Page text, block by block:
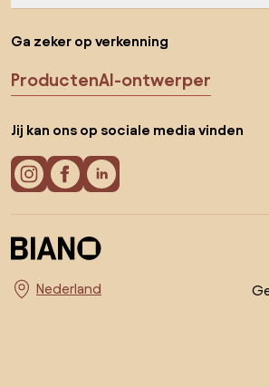
Ga zeker op verkenning
ProductenAI-ontwerper
Jij kan ons op sociale media vinden
Kies land